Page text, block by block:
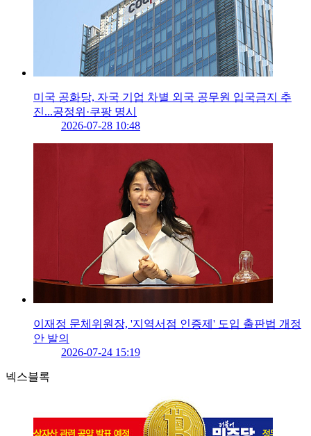
미국 공화당, 자국 기업 차별 외국 공무원 입국금지 추
진...공정위·쿠팡 명시
2026-07-28 10:48
이재정 문체위원장, '지역서점 인증제' 도입 출판법 개정
안 발의
2026-07-24 15:19
넥스블록